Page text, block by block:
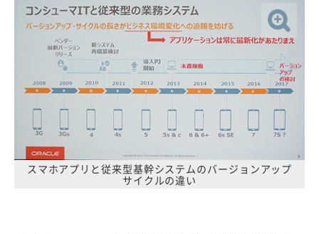
スマホアプリと従来型基幹システムのバージョンアップ
サイクルの違い